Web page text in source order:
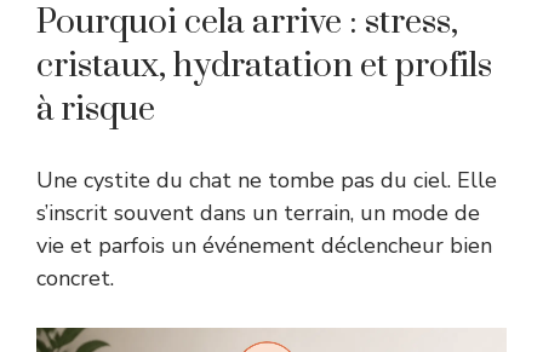
Pourquoi cela arrive : stress,
cristaux, hydratation et profils
à risque
Une cystite du chat ne tombe pas du ciel. Elle
s’inscrit souvent dans un terrain, un mode de
vie et parfois un événement déclencheur bien
concret.